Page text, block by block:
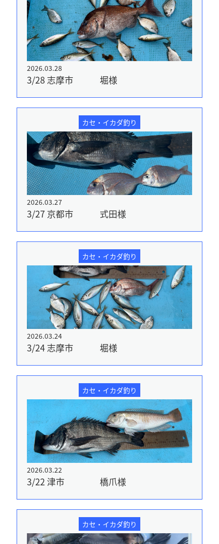
2026.03.28
3/28 志摩市 堀様
カセ・イカダ釣り
2026.03.27
3/27 京都市 式田様
カセ・イカダ釣り
2026.03.24
3/24 志摩市 堀様
カセ・イカダ釣り
2026.03.22
3/22 津市 橋爪様
カセ・イカダ釣り